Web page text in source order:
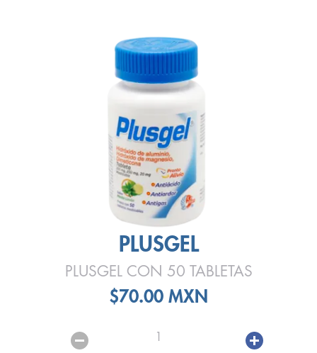
PLUSGEL
PLUSGEL CON 50 TABLETAS
$70.00 MXN
1